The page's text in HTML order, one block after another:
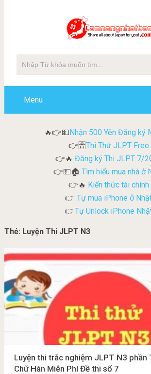
Menu
🔥👉💵Nhận 500 Yên Đăng ký
👉🈴Thi Thử JLPT Free
👉🔥 Đăng ký Thi JLPT 7/
👉💵🏠Tìm hiểu mua nhà ở
👉🔥 Kiến thức tài chính
👉 Tự mua iPhone ở
👉Tự Unlock iPhone
Thẻ: Luyện Thi JLPT N3
Luyện thi trắc nghiệm JLPT N3 phần
Chữ Hán Miễn Phí Đề thi số 7